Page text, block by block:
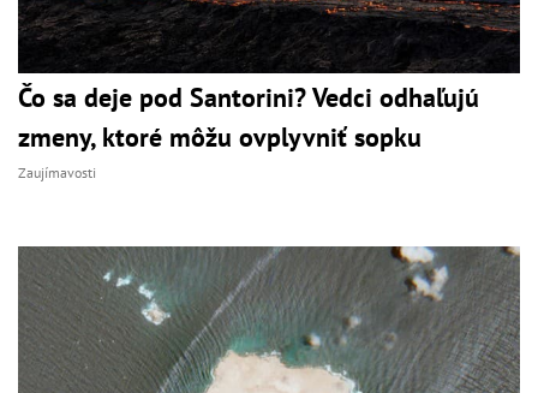
Čo sa deje pod Santorini? Vedci odhaľujú
zmeny, ktoré môžu ovplyvniť sopku
Zaujímavosti